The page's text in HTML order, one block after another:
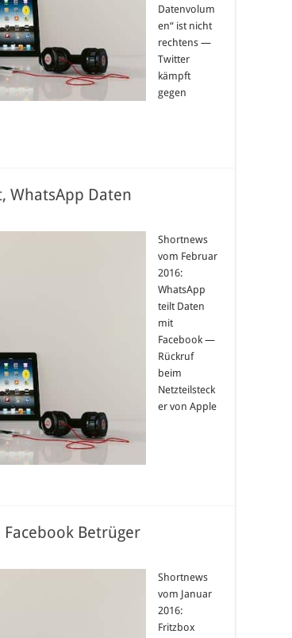
Datenvolum
en“ ist nicht
rechtens —
Twitter
kämpft
gegen
WhatsApp Daten
Shortnews
vom Februar
2016:
WhatsApp
teilt Daten
mit
Facebook —
Rückruf
beim
Netzteilsteck
er von Apple
Betrüger
Shortnews
vom Januar
2016:
Fritzbox